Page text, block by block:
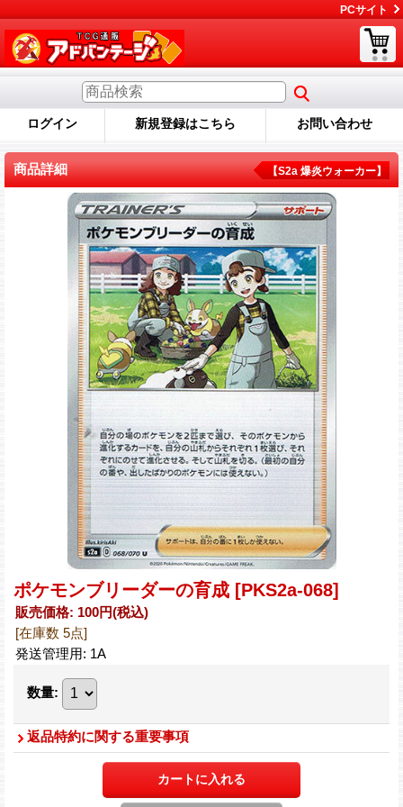
PCサイト
ログイン 新規登録はこちら お問い合わせ
商品詳細 【S2a 爆炎ウォーカー】
ポケモンブリーダーの育成 [PKS2a-068]
販売価格: 100円(税込)
[在庫数 5点]
発送管理用: 1A
数量:
返品特約に関する重要事項